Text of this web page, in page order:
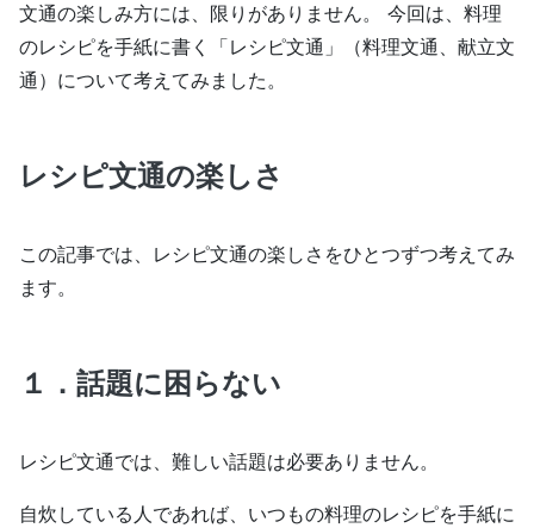
文通の楽しみ方には、限りがありません。 今回は、料理
のレシピを手紙に書く「レシピ文通」（料理文通、献立文
通）について考えてみました。
レシピ文通の楽しさ
この記事では、レシピ文通の楽しさをひとつずつ考えてみ
ます。
１．話題に困らない
レシピ文通では、難しい話題は必要ありません。
自炊している人であれば、いつもの料理のレシピを手紙に